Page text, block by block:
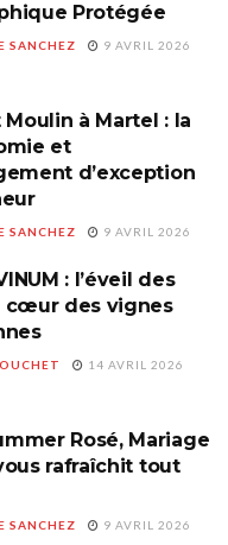
Protégée
SANCHEZ 9 AVRIL 2026
Moulin à Martel : la
et
d’exception
SANCHEZ 9 AVRIL 2026
: l’éveil des
cœur des vignes
14 AVRIL 2026
Rosé, Mariage
rafraîchit tout
SANCHEZ 9 AVRIL 2026